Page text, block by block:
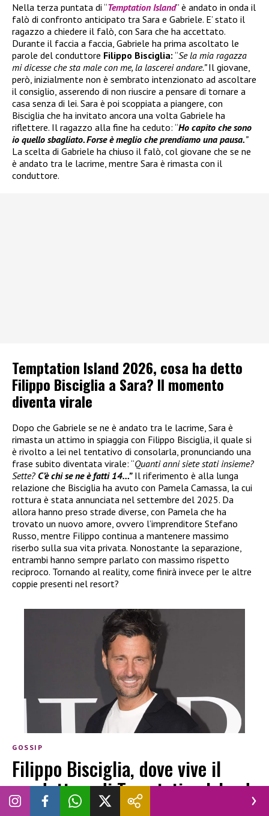
Nella terza puntata di “Temptation Island” è andato in onda il
falò di confronto anticipato tra Sara e Gabriele. E’ stato il
ragazzo a chiedere il falò, con Sara che ha accettato.
Durante il faccia a faccia, Gabriele ha prima ascoltato le
parole del conduttore Filippo Bisciglia: “Se la mia ragazza
mi dicesse che sta male con me, la lascerei andare.”Il giovane,
però, inizialmente non è sembrato intenzionato ad ascoltare
il consiglio, asserendo di non riuscire a pensare di tornare a
casa senza di lei. Sara è poi scoppiata a piangere, con
Bisciglia che ha invitato ancora una volta Gabriele ha
riflettere. Il ragazzo alla fine ha ceduto: “Ho capito che sono
io quello sbagliato. Forse è meglio che prendiamo una pausa.”
La scelta di Gabriele ha chiuso il falò, col giovane che se ne
è andato tra le lacrime, mentre Sara è rimasta con il
conduttore.
Temptation Island 2026, cosa ha detto
Filippo Bisciglia a Sara? Il momento
diventa virale
Dopo che Gabriele se ne è andato tra le lacrime, Sara è
rimasta un attimo in spiaggia con Filippo Bisciglia, il quale si
è rivolto a lei nel tentativo di consolarla, pronunciando una
frase subito diventata virale: “Quanti anni siete stati insieme?
Sette? C’è chi se ne è fatti 14…” Il riferimento è alla lunga
relazione che Bisciglia ha avuto con Pamela Camassa, la cui
rottura è stata annunciata nel settembre del 2025. Da
allora hanno preso strade diverse, con Pamela che ha
trovato un nuovo amore, ovvero l’imprenditore Stefano
Russo, mentre Filippo continua a mantenere massimo
riserbo sulla sua vita privata. Nonostante la separazione,
entrambi hanno sempre parlato con massimo rispetto
reciproco. Tornando al reality, come finirà invece per le altre
coppie presenti nel resort?
GOSSIP
Filippo Bisciglia, dove vive il
conduttore di Temptation Island: